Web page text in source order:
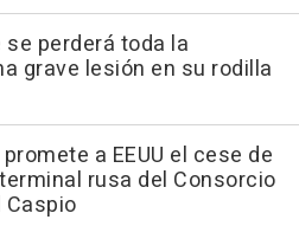
perderá toda la
grave lesión en su rodilla
a EEUU el cese de
rusa del Consorcio
Caspio